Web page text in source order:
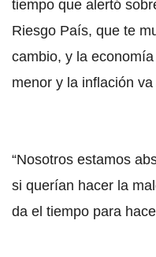
tiempo que alertó
Riesgo País, que te
cambio, y la
menor y la inflación
“Nosotros estamos
si querían hacer la
da el tiempo para